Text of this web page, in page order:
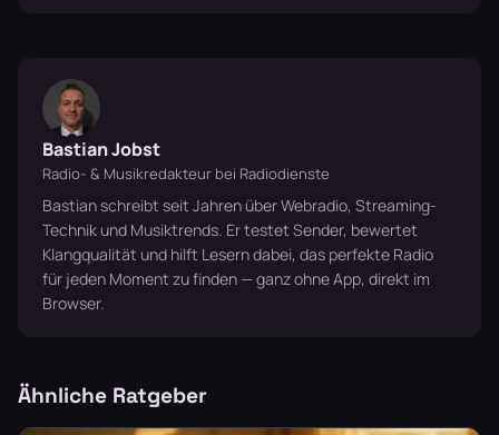
Bastian Jobst
Radio- & Musikredakteur bei Radiodienste
Bastian schreibt seit Jahren über Webradio, Streaming-
Technik und Musiktrends. Er testet Sender, bewertet
Klangqualität und hilft Lesern dabei, das perfekte Radio
für jeden Moment zu finden — ganz ohne App, direkt im
Browser.
Ähnliche Ratgeber